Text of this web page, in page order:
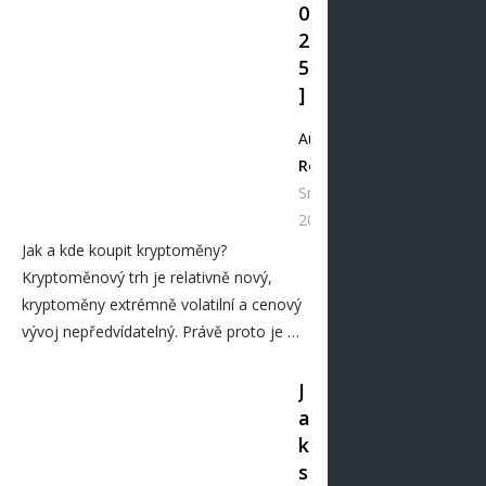
0
2
5
]
Autor
Redakce
Srp 11,
2025
Jak a kde koupit kryptoměny?
Kryptoměnový trh je relativně nový,
kryptoměny extrémně volatilní a cenový
vývoj nepředvídatelný. Právě proto je …
J
a
k
s